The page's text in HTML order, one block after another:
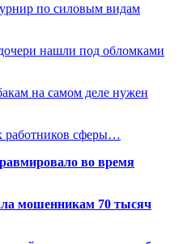
по силовым видам
нашли под обломками
на самом деле нужен
работников сферы…
во время
мошенникам 70 тысяч